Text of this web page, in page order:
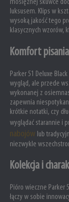
mosiężnej skuwce
luksusem. Klips w
wysoką jakość tego
klasycznych wzorów,
Komfort pisania
Parker 51 Deluxe
wygląd, ale przede
wykonanej z
zapewnia
krótkie notatki, czy
wyglądać starannie i
nabojów lub
niezwykle
Kolekcja i
Pióro wieczne Parker
łączy w sobie